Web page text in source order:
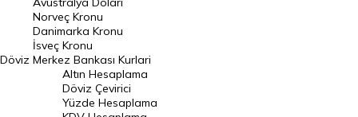
Danimarka Kronu Kuru
Kanada Doları Kuru
Norveç Kronu Kuru
İsveç Kronu Kuru
Japon Yeni Kuru
Döviz
Norveç Kronu
Danimarka Kronu
İsveç Kronu
Merkez Bankası Kurlari
Altın Hesaplama
Döviz Çevirici
Yüzde Hesaplama